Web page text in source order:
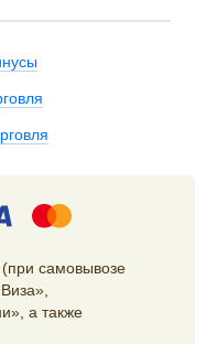
самовывозе
а также